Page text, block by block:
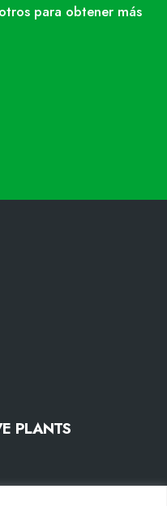
para obtener más
PLANTS